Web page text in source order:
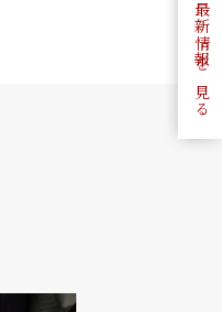
最新情報を見る